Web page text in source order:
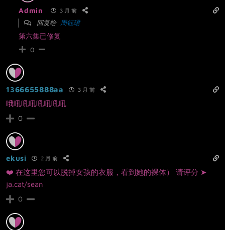
Admin 3 月 前
回复给 周钰珺
第六集已修复
0
1366655888aa 3 月 前
哦吼吼吼吼吼吼吼
0
ekusi 2 月 前
❤️­­­在­­­这­­­­里­您­­可­­­­以­­­脱­­­掉­女­­孩­­­的­­­­衣­­­­服­­­­­，看­­­­到­­­­­她­­­的­­­­­裸­体­­­） 请­­评­分­ ➤
ja.cat/sean
0